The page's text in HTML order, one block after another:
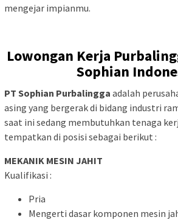
mengejar impianmu.
Lowongan Kerja
Sophian
PT Sophian Purbalingga adalah
asing yang bergerak di bidang industri
saat ini sedang membutuhkan tenaga
tempatkan di posisi sebagai berikut :
MEKANIK MESIN JAHIT
Kualifikasi :
Pria
Mengerti dasar komponen mesin